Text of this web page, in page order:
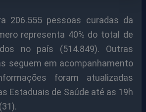
206.555 pessoas curadas da
representa 40% do total de
no país (514.849). Outras
seguem em acompanhamento
foram atualizadas
Estaduais de Saúde até as 19h